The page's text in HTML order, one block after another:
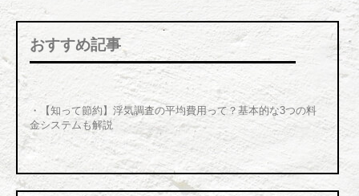
おすすめ記事
・【知って節約】浮気調査の平均費用って？基本的な3つの料
金システムも解説